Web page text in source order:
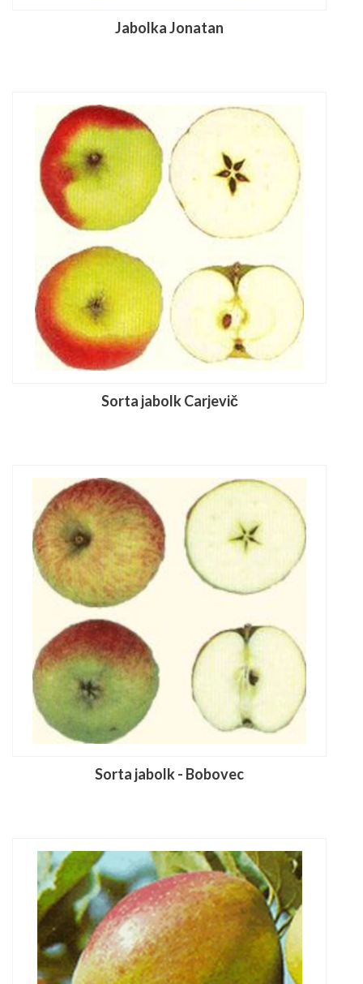
Jabolka Jonatan
Sorta jabolk Carjevič
Sorta jabolk - Bobovec